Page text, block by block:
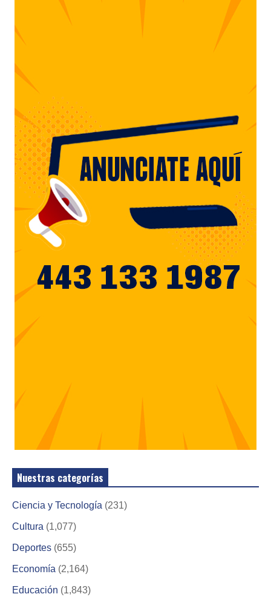
Nuestras categorías
Ciencia y Tecnología (231)
Cultura (1,077)
Deportes (655)
Economía (2,164)
Educación (1,843)